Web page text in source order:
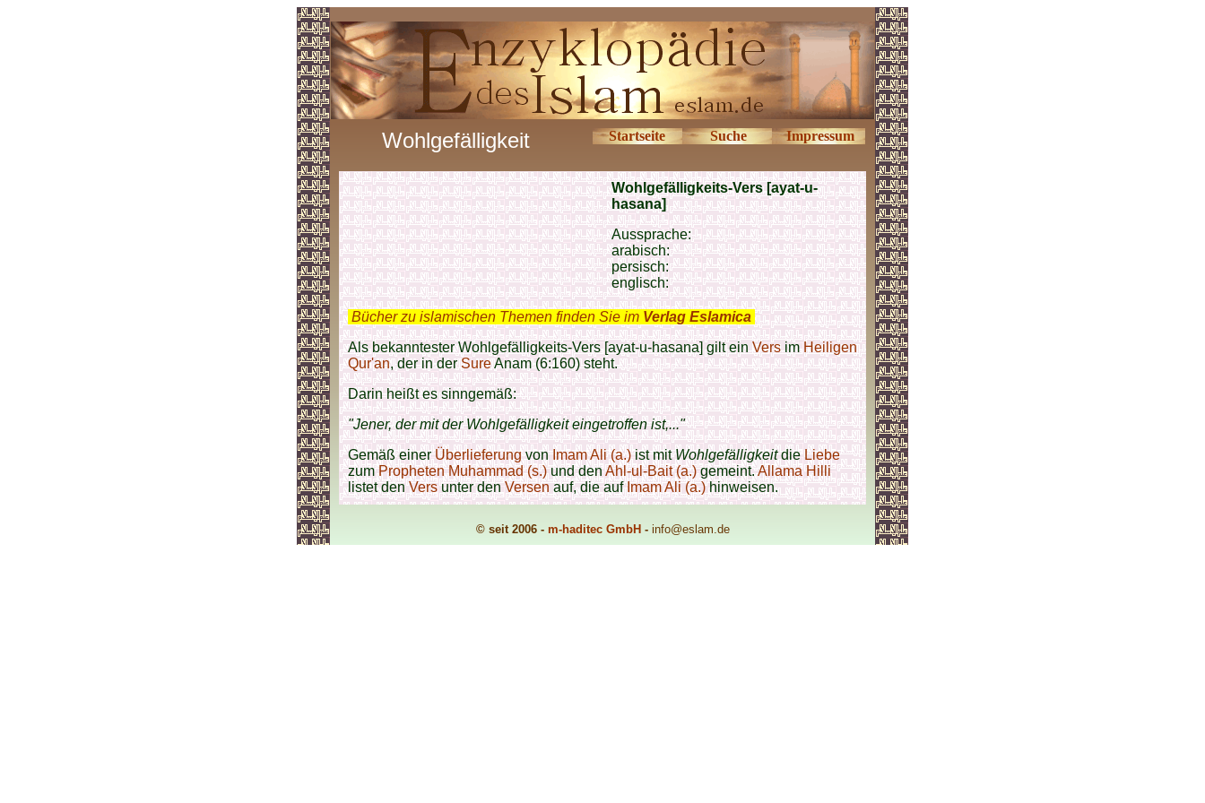
Wohlgefälligkeit Startseite Suche Impressum
Wohlgefälligkeits-Vers [ayat-u-
hasana]
Aussprache:
arabisch:
persisch:
englisch:
Bücher zu islamischen Themen finden Sie im Verlag Eslamica
Als bekanntesterWohlgefälligkeits-Vers [ayat-u-hasana]gilt einVersimHeiligen
Qur'an, der in derSureAnam (6:160) steht.
Darin heißt es sinngemäß:
"Jener, der mit der Wohlgefälligkeit eingetroffen ist,..."
Gemäß einerÜberlieferungvonImam Ali (a.)ist mitWohlgefälligkeitdieLiebe
zumPropheten Muhammad (s.)und denAhl-ul-Bait (a.)gemeint.Allama Hilli
listet denVersunter denVersenauf, die aufImam Ali (a.)hinweisen.
© seit 2006 - m-haditec GmbH - info@eslam.de